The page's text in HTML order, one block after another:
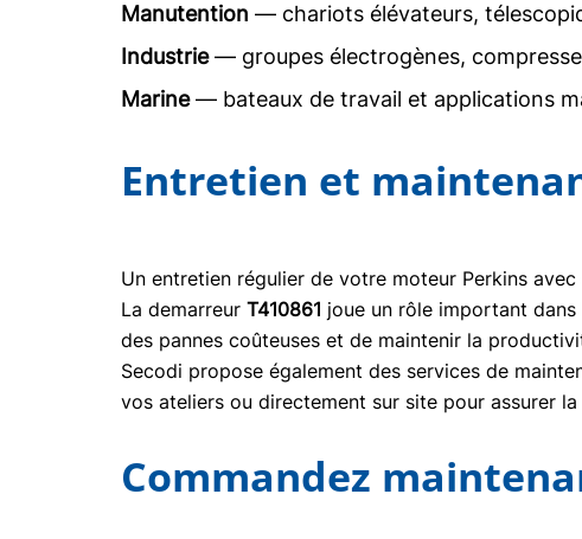
Manutention — chariots élévateurs,
Industrie— groupes électrogènes,
Marine— bateaux de travail et applications
Entretien et
Un entretien régulier de votre moteur Perkins
La demarreur T410861 joue un rôle important
des pannes coûteuses et de maintenir la
Secodi propose également des services de
vos ateliers ou directement sur site pour assurer
Commandez